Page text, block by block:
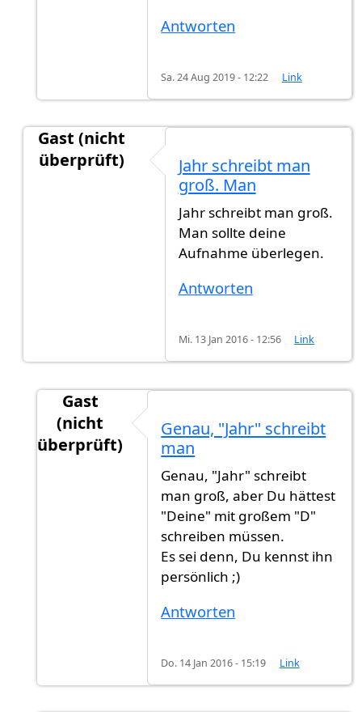
Antworten
Sa. 24 Aug 2019 - 12:22 Link
Gast (nicht
überprüft)
Mir wurde gesagt 1 jahr undvon
Jahr schreibt man
groß. Man
Jahr schreibt man groß.
Man sollte deine
Aufnahme überlegen.
Antworten
Mi. 13 Jan 2016 - 12:56 Link
Gast
(nicht
überprüft)
Genau, "Jahr" schreibt
man
Genau, "Jahr" schreibt
man groß, aber Du hättest
"Deine" mit großem "D"
schreiben müssen.
Es sei denn, Du kennst ihn
persönlich ;)
Antworten
Do. 14 Jan 2016 - 15:19 Link